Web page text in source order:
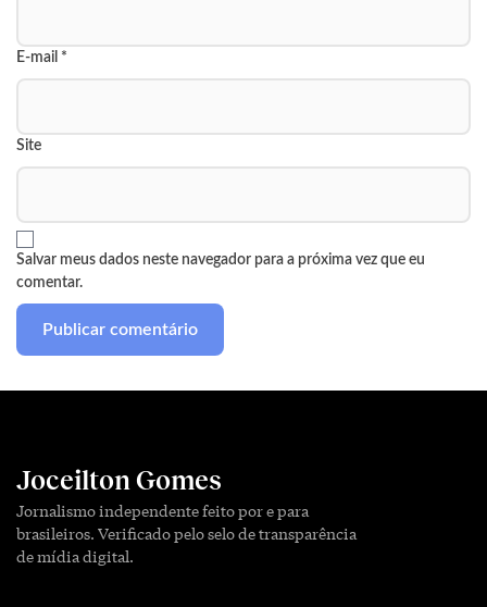
E-mail *
Site
Salvar meus dados neste navegador para a próxima vez que eu
comentar.
Joceilton Gomes
Jornalismo independente feito por e para
brasileiros. Verificado pelo selo de transparência
de mídia digital.